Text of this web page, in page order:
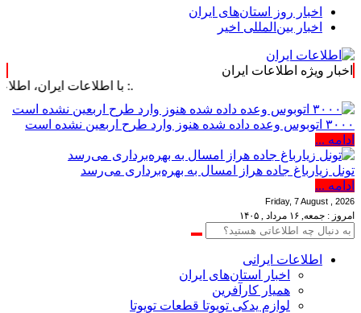
اخبار روز استان‌های ایران
اخبار بین‌المللی اخیر
اخبار ویژه اطلاعات ایران
.: با اطلاعات ایران، اطلاعات خود را
۳۰۰۰ اتوبوس وعده داده شده هنوز وارد طرح اربعین نشده است
ادامه ...
تونل زیارباغ جاده هراز امسال به بهره‌برداری می‌رسد
ادامه ...
Friday, 7 August , 2026
امروز : جمعه, ۱۶ مرداد , ۱۴۰۵
اطلاعات‌ ‎ایرانی
اخبار استان‌های ایران
همیار کارآفرین
لوازم یدکی تویوتا قطعات تویوتا